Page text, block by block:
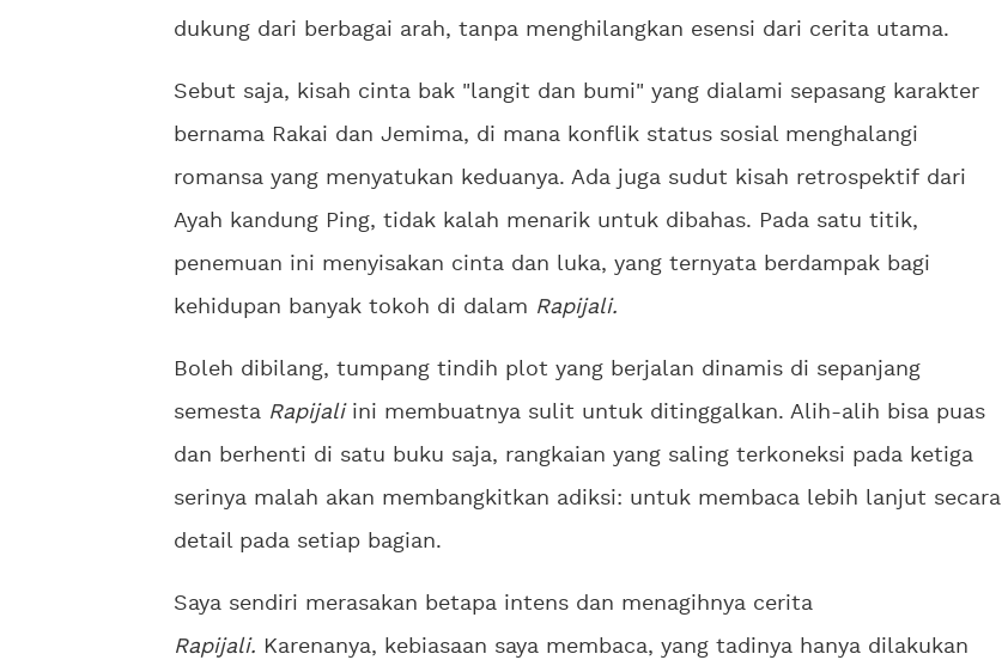
dukung dari berbagai arah, tanpa menghilangkan esensi dari cerita utama.
Sebut saja, kisah cinta bak "langit dan bumi" yang dialami sepasang karakter
bernama Rakai dan Jemima, di mana konflik status sosial menghalangi
romansa yang menyatukan keduanya. Ada juga sudut kisah retrospektif dari
Ayah kandung Ping, tidak kalah menarik untuk dibahas. Pada satu titik,
penemuan ini menyisakan cinta dan luka, yang ternyata berdampak bagi
kehidupan banyak tokoh di dalam Rapijali.
Boleh dibilang, tumpang tindih plot yang berjalan dinamis di sepanjang
semesta Rapijali ini membuatnya sulit untuk ditinggalkan. Alih-alih bisa puas
dan berhenti di satu buku saja, rangkaian yang saling terkoneksi pada ketiga
serinya malah akan membangkitkan adiksi: untuk membaca lebih lanjut secara
detail pada setiap bagian.
Saya sendiri merasakan betapa intens dan menagihnya cerita
Rapijali. Karenanya, kebiasaan saya membaca, yang tadinya hanya dilakukan